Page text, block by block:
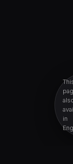
in